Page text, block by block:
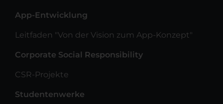
App-Entwicklung
Leitfaden "Von der Vision zum App-Konzept"
Corporate Social Responsibility
CSR-Projekte
Studentenwerke